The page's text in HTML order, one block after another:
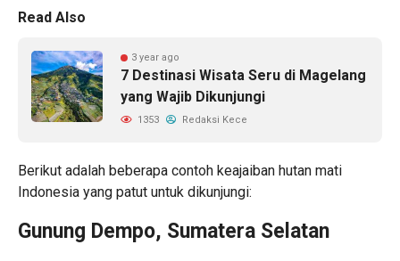
Read Also
3 year ago
7 Destinasi Wisata Seru di Magelang
yang Wajib Dikunjungi
1353 Redaksi Kece
Berikut adalah beberapa contoh keajaiban hutan mati
Indonesia yang patut untuk dikunjungi:
Gunung Dempo, Sumatera Selatan